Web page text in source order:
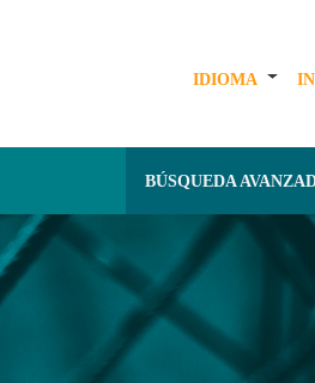
IDIOMA
BÚSQUEDA